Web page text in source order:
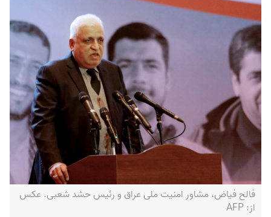
فالح فیاض، مشاور امنیت ملی عراق و رئیس حشد شعبی. عکس
از: ‏AFP‏